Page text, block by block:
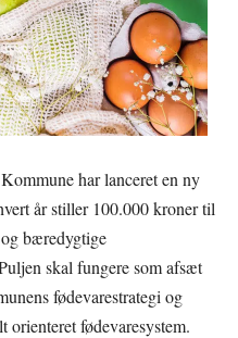
har lanceret en ny
år stiller 100.000 kroner til
bæredygtige
skal fungere som afsæt
fødevarestrategi og
fødevaresystem.